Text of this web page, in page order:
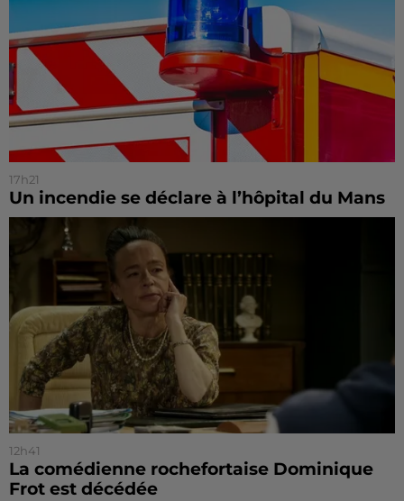
17h21
Un incendie se déclare à l’hôpital du Mans
12h41
La comédienne rochefortaise Dominique
Frot est décédée